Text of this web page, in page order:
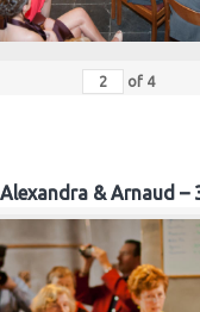
of 4
& Arnaud –